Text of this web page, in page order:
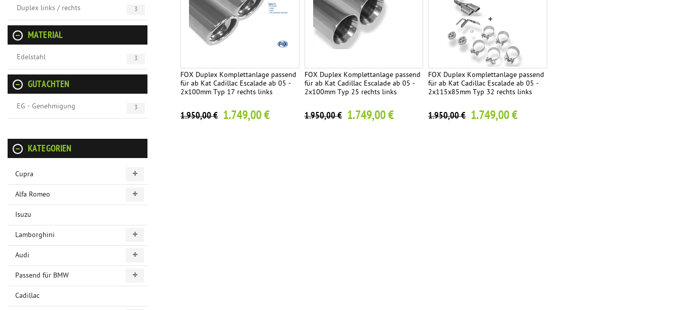
Duplex links / rechts 3
MATERIAL
Edelstahl 3
GUTACHTEN
EG - Genehmigung 3
KATEGORIEN
Cupra
Alfa Romeo
Isuzu
Lamborghini
Audi
Passend für BMW
Cadillac
FOX Duplex Komplettanlage passend
für ab Kat Cadillac Escalade ab 05 -
2x100mm Typ 17 rechts links
1.950,00 € 1.749,00 €
FOX Duplex Komplettanlage passend
für ab Kat Cadillac Escalade ab 05 -
2x100mm Typ 25 rechts links
1.950,00 € 1.749,00 €
FOX Duplex Komplettanlage passend
für ab Kat Cadillac Escalade ab 05 -
2x115x85mm Typ 32 rechts links
1.950,00 € 1.749,00 €